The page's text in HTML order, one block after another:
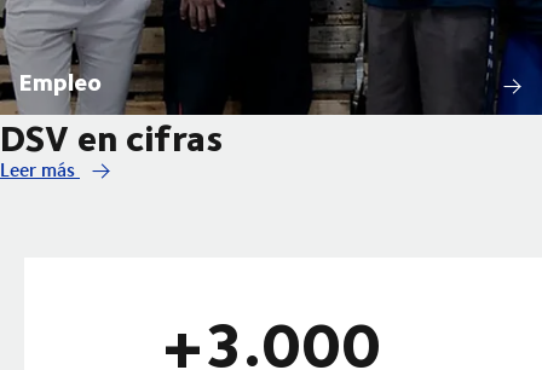
Empleo
DSV en cifras
Leer más
+3.000